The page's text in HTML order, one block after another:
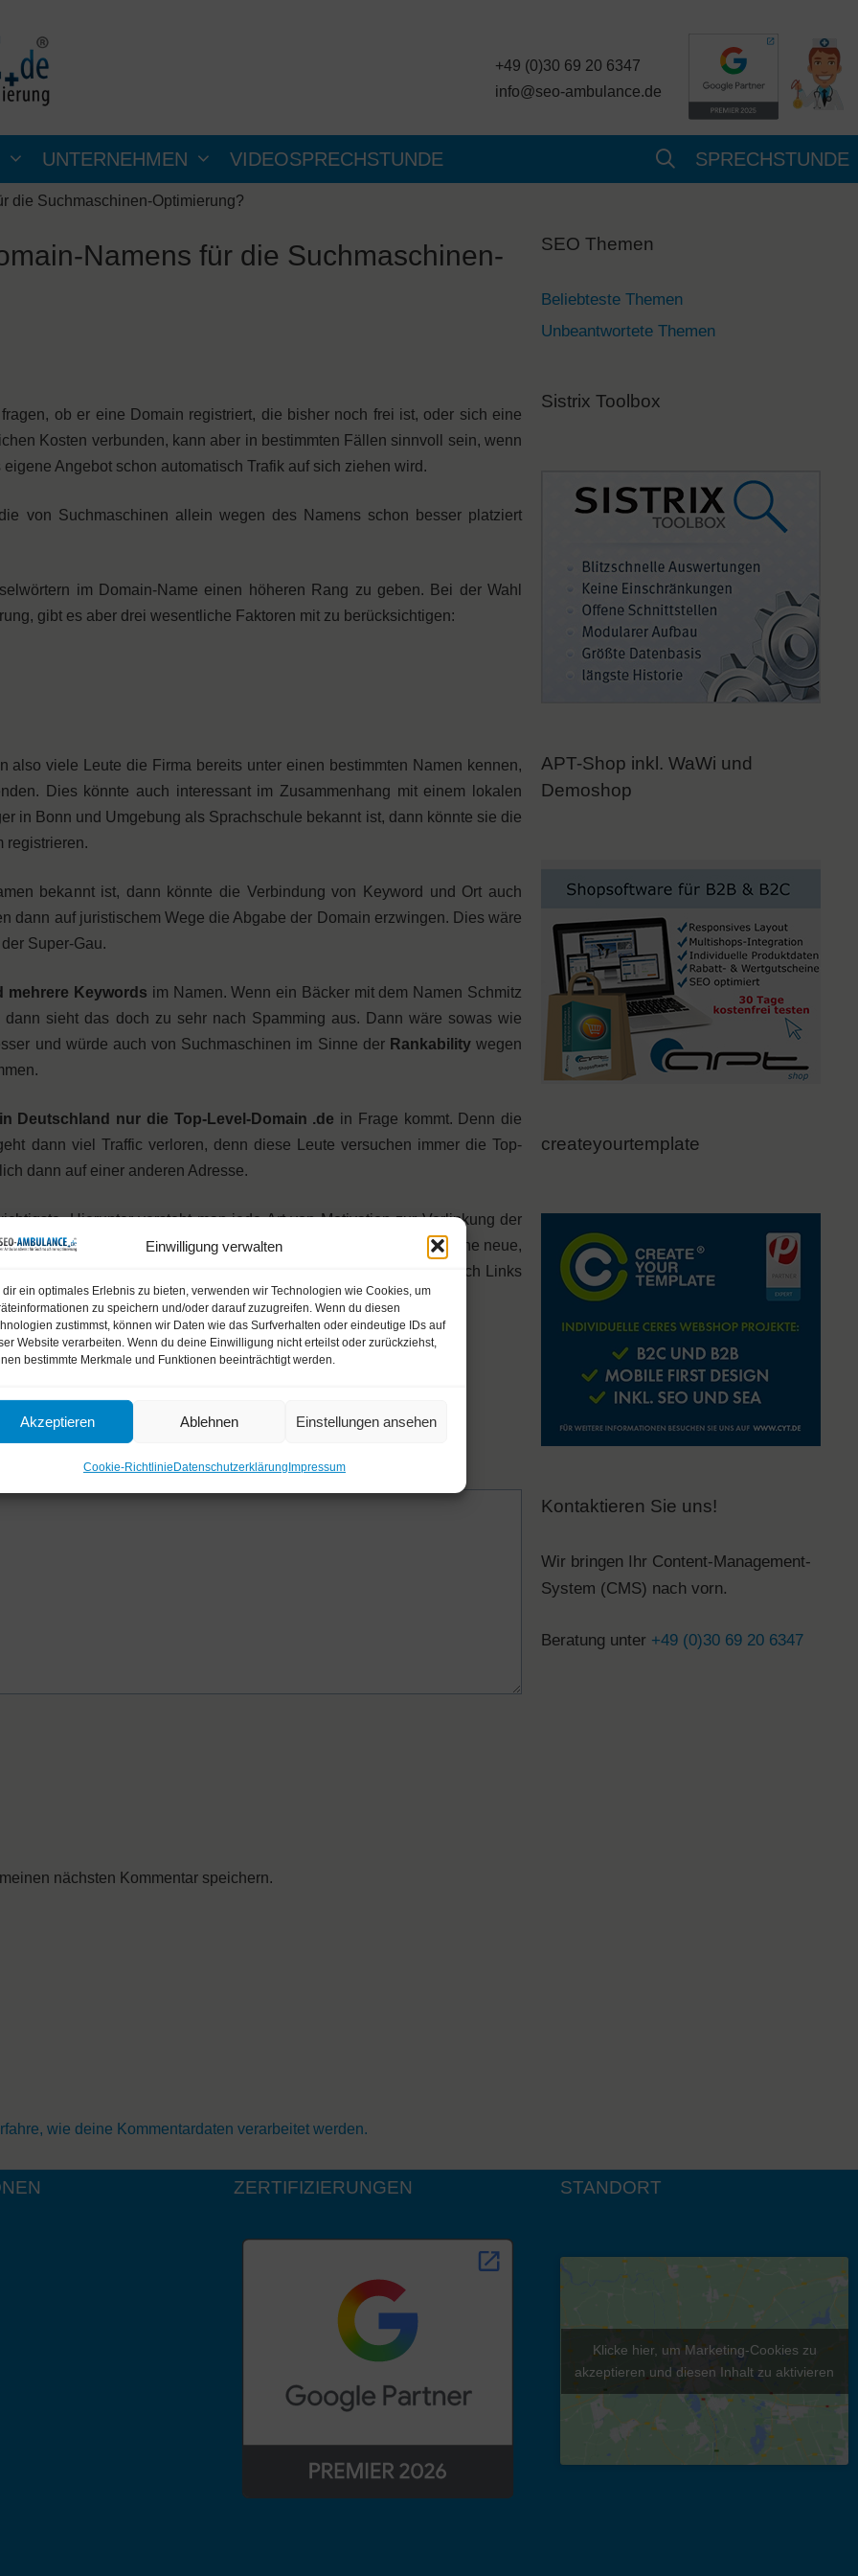
Einwilligung verwalten
dir ein optimales Erlebnis zu bieten, verwenden wir Technologien wie Cookies, um
zu speichern und/oder darauf zuzugreifen. Wenn du diesen
zustimmst, können wir Daten wie das Surfverhalten oder eindeutige IDs auf
Website verarbeiten. Wenn du deine Einwilligung nicht erteilst oder zurückziehst,
bestimmte Merkmale und Funktionen beeinträchtigt werden.
Akzeptieren Ablehnen Einstellungen ansehen
Cookie-Richtlinie Datenschutzerklärung Impressum
+49 (0)30 69 20 6347
info@seo-ambulance.de
UNTERNEHMEN VIDEOSPRECHSTUNDE SPRECHSTUNDE
die Suchmaschinen-Optimierung?
Namens für die Suchmaschinen-
ob er eine Domain registriert, die bisher noch frei ist, oder sich eine
Kosten verbunden, kann aber in bestimmten Fällen sinnvoll sein, wenn
Angebot schon automatisch Trafik auf sich ziehen wird.
von Suchmaschinen allein wegen des Namens schon besser platziert
im Domain-Name einen höheren Rang zu geben. Bei der Wahl
gibt es aber drei wesentliche Faktoren mit zu berücksichtigen:
also viele Leute die Firma bereits unter einen bestimmten Namen kennen,
Dies könnte auch interessant im Zusammenhang mit einem lokalen
in Bonn und Umgebung als Sprachschule bekannt ist, dann könnte sie die
registrieren.
bekannt ist, dann könnte die Verbindung von Keyword und Ort auch
dann auf juristischem Wege die Abgabe der Domain erzwingen. Dies wäre
Super-Gau.
mehrere Keywords im Namen. Wenn ein Bäcker mit dem Namen Schmitz
sieht das doch zu sehr nach Spamming aus. Dann wäre sowas wie
und würde auch von Suchmaschinen im Sinne der Rankabilitywegen
in Deutschland nur die Top-Level-Domain .de in Frage kommt. Denn die
dann viel Traffic verloren, denn diese Leute versuchen immer die Top-
dann auf einer anderen Adresse.
Hierunter versteht man jede Art von Motivation zur Verlinkung der
nur eine Komponente. Wer beispielsweise mehrfach pro Woche neue,
Wenn er dann diese Inhalte noch als Feed anbietet und durch Links
Erfolg haben können.
nächsten Kommentar speichern.
wie deine Kommentardaten verarbeitet werden.
SEO Themen
Beliebteste Themen
Unbeantwortete Themen
Sistrix Toolbox
APT-Shop inkl. WaWi und
Demoshop
createyourtemplate
Kontaktieren Sie uns!
Wir bringen Ihr Content-Management-
System (CMS) nach vorn.
Beratung unter +49 (0)30 69 20 6347
ZERTIFIZIERUNGEN STANDORT
Klicke hier, um Marketing-Cookies zu
akzeptieren und diesen Inhalt zu aktivieren